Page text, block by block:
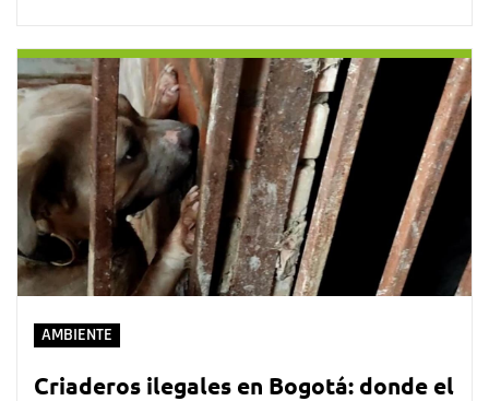
AMBIENTE
Criaderos ilegales en Bogotá: donde el